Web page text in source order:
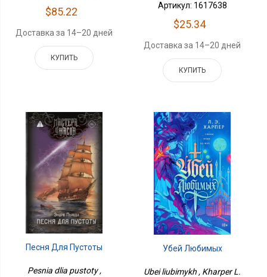
$85.22
Доставка за 14–20 дней
КУПИТЬ
Артикул: 1617638
$25.34
Доставка за 14–20 дней
КУПИТЬ
Песня Для Пустоты
Pesnia dlia pustoty ,
Убей Любимых
Ubei liubimykh , Kharper L.